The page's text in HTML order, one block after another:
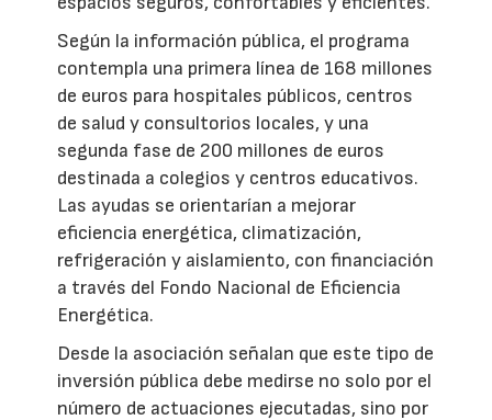
Según la información pública, el programa
contempla una primera línea de 168 millones
de euros para hospitales públicos, centros
de salud y consultorios locales, y una
segunda fase de 200 millones de euros
destinada a colegios y centros educativos.
Las ayudas se orientarían a mejorar
eficiencia energética, climatización,
refrigeración y aislamiento, con financiación
a través del Fondo Nacional de Eficiencia
Energética.
Desde la asociación señalan que este tipo de
inversión pública debe medirse no solo por el
número de actuaciones ejecutadas, sino por